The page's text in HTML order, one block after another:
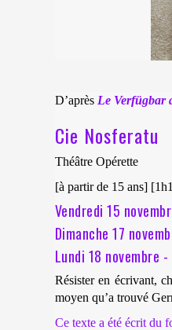
D’après Le Verfügbar
Cie Nosferatu
Théâtre Opérette
[à partir de 15 ans]
Vendredi 15
Dimanche 17
Lundi 18 novembre
Résister en écrivant,
moyen qu’a trouvé
Ce texte a été écrit du